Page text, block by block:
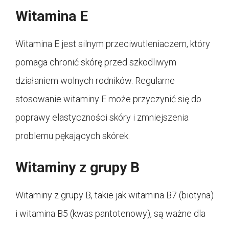
Witamina E
Witamina E jest silnym przeciwutleniaczem, który
pomaga chronić skórę przed szkodliwym
działaniem wolnych rodników. Regularne
stosowanie witaminy E może przyczynić się do
poprawy elastyczności skóry i zmniejszenia
problemu pękających skórek.
Witaminy z grupy B
Witaminy z grupy B, takie jak witamina B7 (biotyna)
i witamina B5 (kwas pantotenowy), są ważne dla